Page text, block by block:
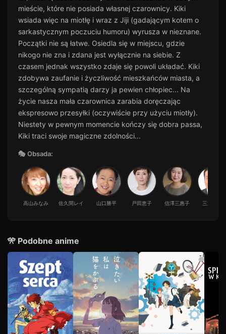
mieście, które nie posiada własnej czarownicy. Kiki
wsiada więc na miotłę i wraz z Jiji (gadającym kotem o
sarkastycznym poczuciu humoru) wyrusza w nieznane.
Początki nie są łatwe. Osiedla się w miejscu, gdzie
nikogo nie zna i zdana jest wyłącznie na siebie. Z
czasem jednak wszystko zdaje się powoli układać. Kiki
zdobywa zaufanie i życzliwość mieszkańców miasta, a
szczególną sympatią darzy ja pewien chłopiec... Na
życie nasza mała czarownica zarabia doręczając
ekspresowo przesyłki (oczywiście przy użyciu miotły).
Niestety w pewnym momencie kończy się dobra passa,
Kiki traci swoje magiczne zdolności...
🎭 Obsada:
高山みなみ 佐久間レイ 山口勝平 戸田恵子 信澤三惠子 三浦浩一
🎌 Podobne anime